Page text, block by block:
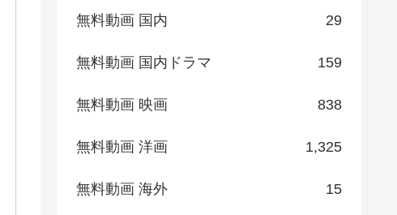
無料動画 国内 29
無料動画 国内ドラマ 159
無料動画 映画 838
無料動画 洋画 1,325
無料動画 海外 15